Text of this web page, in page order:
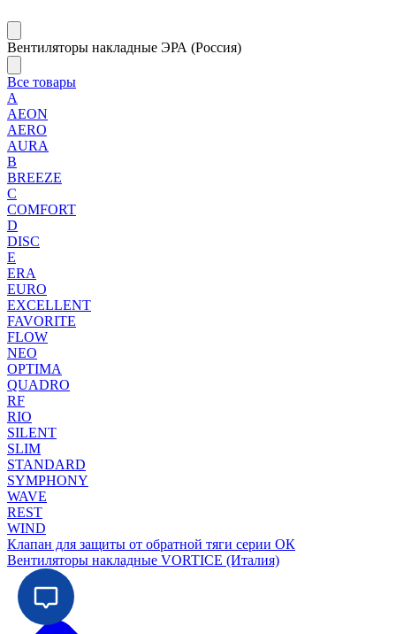
Вентиляторы накладные ЭРА (Россия)
Все товары
A
AEON
AERO
AURA
B
BREEZE
C
COMFORT
D
DISC
E
ERA
EURO
EXCELLENT
FAVORITE
FLOW
NEO
OPTIMA
QUADRO
RF
RIO
SILENT
SLIM
STANDARD
SYMPHONY
WAVE
REST
WIND
Клапан для защиты от обратной тяги серии ОК
Вентиляторы накладные VORTICE (Италия)